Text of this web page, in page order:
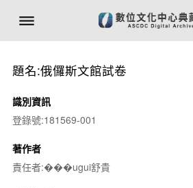
題名:俄儸斯文館試卷
識別資訊
登錄號:181569-001
著作者
責任者:���ugui舒貴